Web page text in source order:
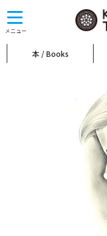
メニュー
toggle
navigation
本 / Books